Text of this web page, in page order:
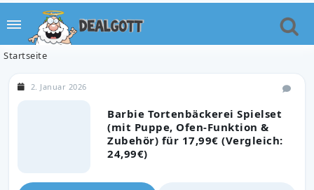
Startseite
Barbie Tortenbäckerei Spielset
(mit Puppe, Ofen-Funktion &
Zubehör) für 17,99€ (Vergleich:
24,99€)
2. Januar 2026